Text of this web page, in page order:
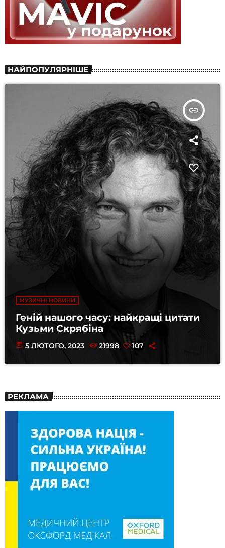
НАЙПОПУЛЯРНІШЕ
insert_link
МУЗИЧНІ НОВИНИ
Геній нашого часу: найкращі цитати
Кузьми Скрябіна
today 5 ЛЮТОГО, 2023 21998 107
РЕКЛАМА